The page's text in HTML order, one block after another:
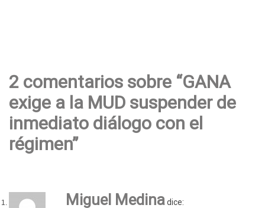
2 comentarios sobre “GANA
exige a la MUD suspender de
inmediato diálogo con el
régimen”
Miguel Medinadice: